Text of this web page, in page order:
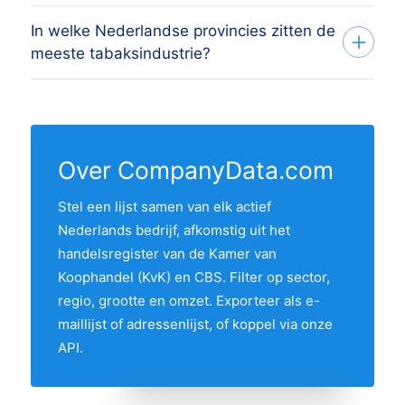
beoordelen voordat je koopt.
e-mailadres (waar beschikbaar), website,
KvK-nummer, btw-nummer,
bedrijfsgrootte, omzetklasse en
Maandelijks. Bij elke update verwijderen
we opgeheven bedrijven en voegen we
nieuwe inschrijvingen uit het laatste KvK-
recente datum.
In welke Nederlandse provincies zitten de
meeste tabaksindustrie?
tabaksindustrie uit het overzicht. De
provincie met de meeste tabaksindustrie
is Noord-Brabant, gevolgd door de
andere Randstad-provincies. Gebruik de
interactieve kaart hierboven om twee
provincies te vergelijken op hun aandeel in
de markt.
Over CompanyData.com
Stel een lijst samen van elk actief
Nederlands bedrijf, afkomstig uit het
handelsregister van de Kamer van
Koophandel (KvK) en CBS. Filter op sector,
regio, grootte en omzet. Exporteer als e-
maillijst of adressenlijst, of koppel via onze
API.